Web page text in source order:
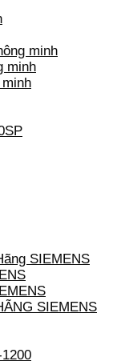
minh
minh
SIEMENS
SIEMENS